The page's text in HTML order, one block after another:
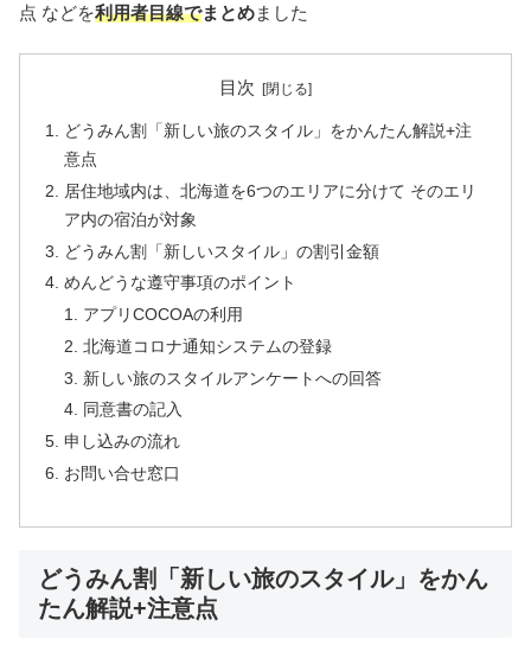
点 などを利用者目線でまとめました
目次
どうみん割「新しい旅のスタイル」をかんたん解説+注
意点
居住地域内は、北海道を6つのエリアに分けて そのエリ
ア内の宿泊が対象
どうみん割「新しいスタイル」の割引金額
めんどうな遵守事項のポイント
アプリCOCOAの利用
北海道コロナ通知システムの登録
新しい旅のスタイルアンケートへの回答
同意書の記入
申し込みの流れ
お問い合せ窓口
どうみん割「新しい旅のスタイル」をかん
たん解説+注意点